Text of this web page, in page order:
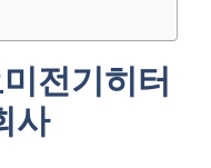
전기히터
사